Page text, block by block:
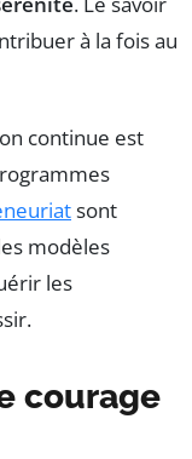
à la fois au
continue est
sont
modèles
les
courage